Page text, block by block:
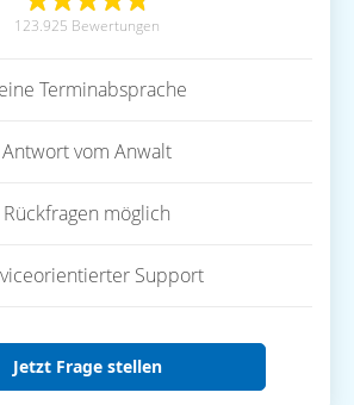
123.925 Bewertungen
Terminabsprache
Antwort vom Anwalt
Rückfragen möglich
Support
Jetzt Frage stellen